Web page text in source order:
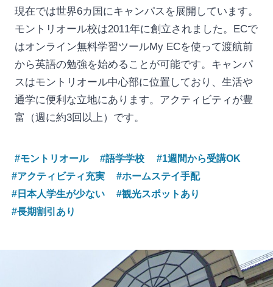
現在では世界6カ国にキャンパスを展開しています。
モントリオール校は2011年に創立されました。ECで
はオンライン無料学習ツールMy ECを使って渡航前
から英語の勉強を始めることが可能です。キャンパ
スはモントリオール中心部に位置しており、生活や
通学に便利な立地にあります。アクティビティが豊
富（週に約3回以上）です。
#モントリオール #語学学校
#1週間から受講OK
#アクティビティ充実
#ホームステイ手配
#日本人学生が少ない
#観光スポットあり
#長期割引あり